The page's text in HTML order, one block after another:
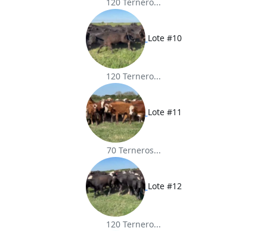
Lote #10
120 Ternero...
Lote #11
70 Terneros...
Lote #12
120 Ternero...